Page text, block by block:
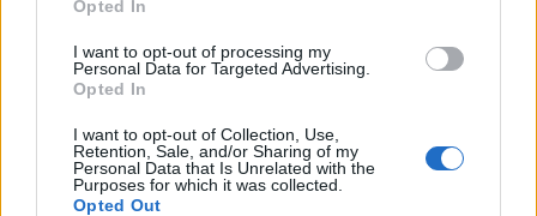
Opted In
I want to opt-out of processing my
Personal Data for Targeted Advertising.
Opted In
I want to opt-out of Collection, Use,
Retention, Sale, and/or Sharing of my
Personal Data that Is Unrelated with the
Purposes for which it was collected.
Opted Out